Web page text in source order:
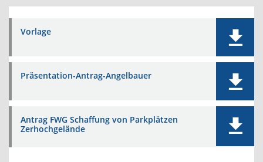
Vorlage
Präsentation-Antrag-Angelbauer
Antrag FWG Schaffung von Parkplätzen
Zerhochgelände